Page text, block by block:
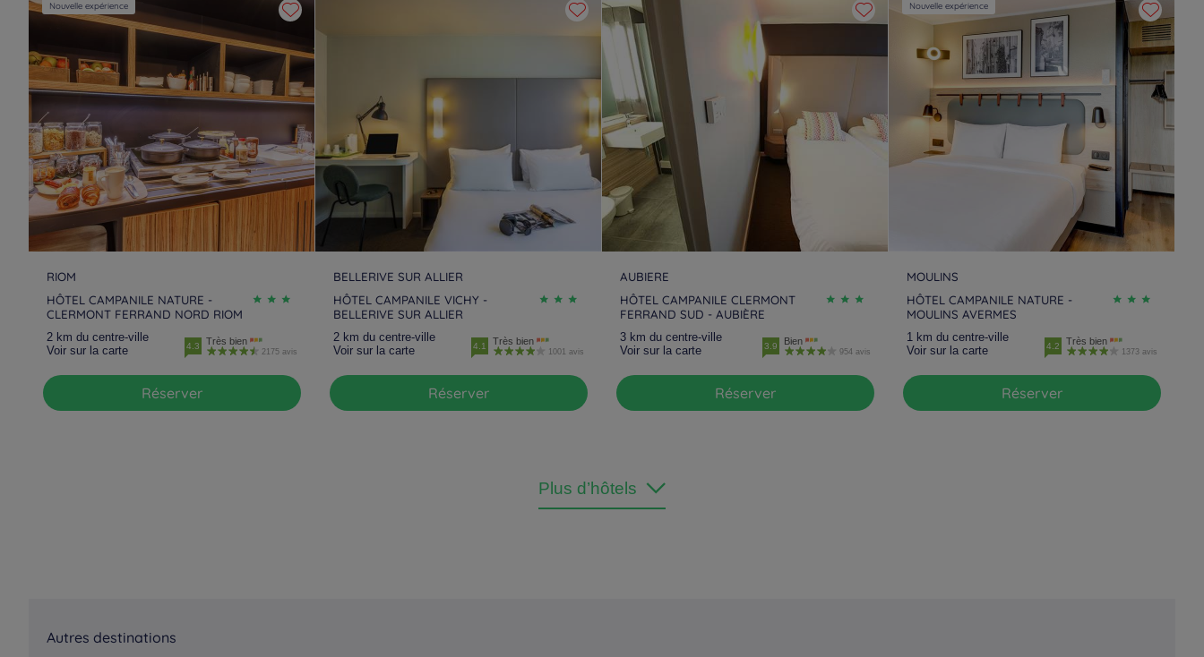
Nouvelle expérience
RIOM
HÔTEL CAMPANILE NATURE -
CLERMONT FERRAND NORD RIOM
2 km du centre-ville
Voir sur la carte
4.3 Très bien
2175 avis
Réserver
BELLERIVE SUR ALLIER
HÔTEL CAMPANILE VICHY -
BELLERIVE SUR ALLIER
2 km du centre-ville
Voir sur la carte
4.1 Très bien
1001 avis
Réserver
AUBIERE
HÔTEL CAMPANILE CLERMONT
FERRAND SUD - AUBIÈRE
3 km du centre-ville
Voir sur la carte
3.9 Bien
954 avis
Réserver
Nouvelle expérience
MOULINS
HÔTEL CAMPANILE NATURE -
MOULINS AVERMES
1 km du centre-ville
Voir sur la carte
4.2 Très bien
1373 avis
Réserver
Plus d’hôtels
Autres destinations